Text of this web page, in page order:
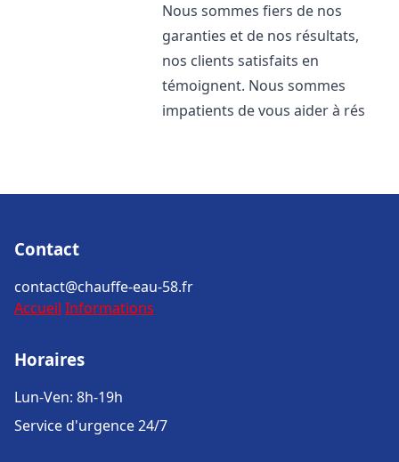
Nous sommes fiers de nos
garanties et de nos résultats,
nos clients satisfaits en
témoignent. Nous sommes
impatients de vous aider à rés
Contact
contact@chauffe-eau-58.fr
Accueil Informations
Horaires
Lun-Ven: 8h-19h
Service d'urgence 24/7